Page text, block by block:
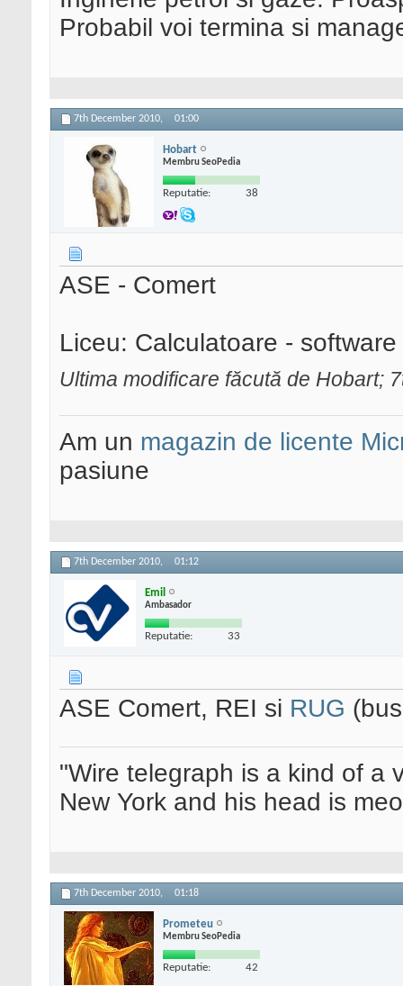
Probabil voi termina si
7th December 2010, 01:00
Hobart
Membru SeoPedia
Reputatie: 38
ASE - Comert
Liceu: Calculatoare -
Ultima modificare făcută de Hobart;
Am un magazin de licente
pasiune
7th December 2010, 01:12
Emil
Ambasador
Reputatie: 33
ASE Comert, REI si RUG
"Wire telegraph is a kind of a
New York and his head is
7th December 2010, 01:18
Prometeu
Membru SeoPedia
Reputatie: 42